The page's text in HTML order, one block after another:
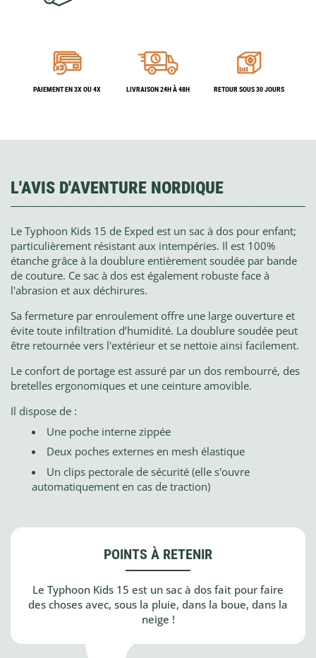
PAIEMENT EN 3X OU 4X LIVRAISON 24H À 48H RETOUR SOUS 30 JOURS
L'AVIS D'AVENTURE NORDIQUE
Le Typhoon Kids 15 de Exped est un sac à dos pour enfant;
particulièrement résistant aux intempéries. Il est 100%
étanche grâce à la doublure entièrement soudée par bande
de couture. Ce sac à dos est également robuste face à
l'abrasion et aux déchirures.
Sa fermeture par enroulement offre une large ouverture et
évite toute infiltration d’humidité. La doublure soudée peut
être retournée vers l'extérieur et se nettoie ainsi facilement.
Le confort de portage est assuré par un dos rembourré, des
bretelles ergonomiques et une ceinture amovible.
Il dispose de :
Une poche interne zippée
Deux poches externes en mesh élastique
Un clips pectorale de sécurité (elle s'ouvre
automatiquement en cas de traction)
POINTS À RETENIR
Le Typhoon Kids 15 est un sac à dos fait pour faire
des choses avec, sous la pluie, dans la boue, dans la
neige !